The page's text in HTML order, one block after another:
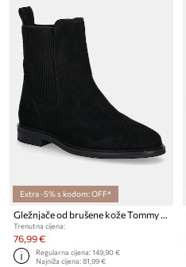
Extra -5% s kodom: OFF*
Trenutna cijena:
76,99 €
Regularna cijena:149,90 €
Najniža cijena:81,99 €